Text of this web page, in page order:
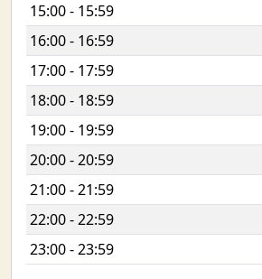
15:00 - 15:59
16:00 - 16:59
17:00 - 17:59
18:00 - 18:59
19:00 - 19:59
20:00 - 20:59
21:00 - 21:59
22:00 - 22:59
23:00 - 23:59